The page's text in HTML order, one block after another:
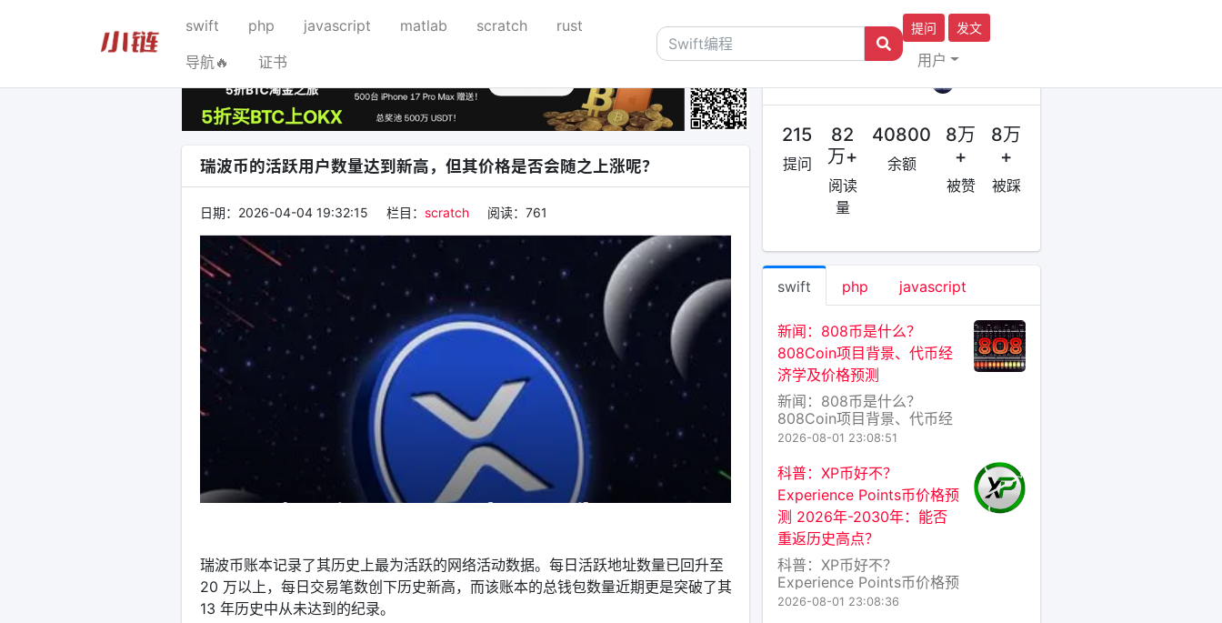
swift php javascript matlab scratch
rust
导航🔥
证书
提问 发文
用户
瑞波币的活跃用户数量达到新高，但其价格是否会随之上涨呢？
日期： 2026-04-04 19:32:15 栏目： scratch 阅读： 761
瑞波币账本记录了其历史上最为活跃的网络活动数据。每日活跃地址数量已回升至
20 万以上，每日交易笔数创下历史新高，而该账本的总钱包数量近期更是突破了其
13 年历史中从未达到的纪录。
215
提问
82
万+
阅读
量
40800
余额
8万
+
被赞
8万
+
被踩
swift php javascript
新闻：808币是什么？
808Coin项目背景、代币经
济学及价格预测
新闻：808币是什么？
808Coin项目背景、代币经
济学及价格预测 引言：藏在
密货币市场瞬息万变的今
天，一个新名字“808Coin”
（简称808币）近期在部分
社群中引发讨论。它既没有
比特币的“数字黄金”光环，
也缺乏以太坊的智能
2026-08-01 23:08:51
科普：XP币好不？
Experience Points币价格预
测 2026年-2030年：能否
重返历史高点？
科普：XP币好不？
Experience Points币价格预
测 2026年2030年：能否重
2026-08-01 23:08:36